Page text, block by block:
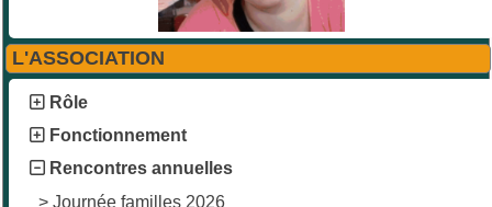
L'ASSOCIATION
Rôle
Fonctionnement
Rencontres annuelles
> Journée familles 2026